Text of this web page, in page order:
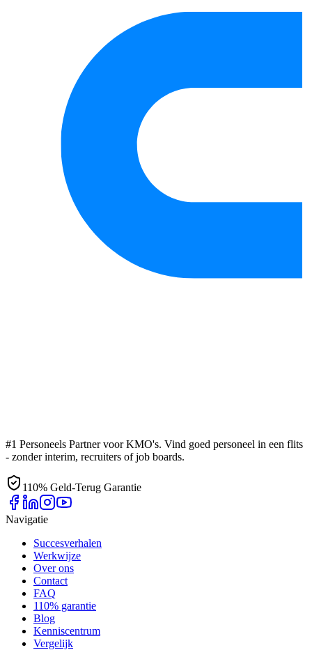
#1 Personeels Partner voor KMO's. Vind goed personeel in een flits
- zonder interim, recruiters of job boards.
110% Geld-Terug Garantie
Navigatie
Succesverhalen
Werkwijze
Over ons
Contact
FAQ
110% garantie
Blog
Kenniscentrum
Vergelijk